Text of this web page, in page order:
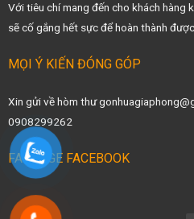
Với tiêu chí mang đến cho khách hàng
sẽ cố gắng hết sực để hoàn thành
MỌI Ý KIẾN ĐÓNG GÓP
Xin gửi về hòm thư
0908299262
FANPAGE FACEBOOK